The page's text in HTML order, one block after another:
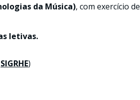
da Música), com exercício de
letivas.
SIGRHE)